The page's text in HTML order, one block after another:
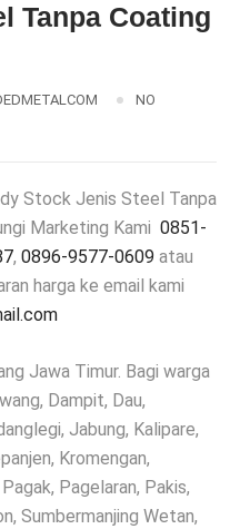
Tanpa Coating
NO
Stock Jenis Steel Tanpa
Marketing Kami 0851-
, 0896-9577-0609 atau
harga ke email kami
Jawa Timur. Bagi warga
Dampit, Dau,
Jabung, Kalipare,
Kromengan,
Pagelaran, Pakis,
Sumbermanjing Wetan,